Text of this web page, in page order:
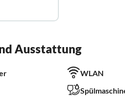
Ausstattung
WLAN